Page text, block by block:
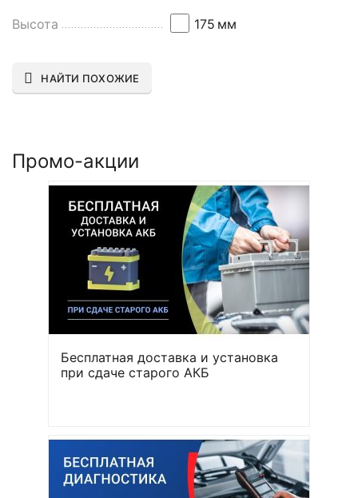
Высота 175 мм
НАЙТИ ПОХОЖИЕ
Промо-акции
Бесплатная доставка и установка
при сдаче старого АКБ